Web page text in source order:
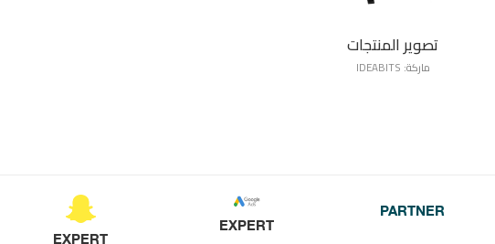
ماركة: IDEABITS
تصوير المنتجات
PARTNER
EXPERT
EXPERT